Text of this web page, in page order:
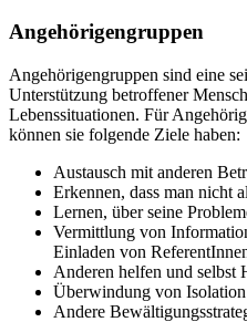
Angehörigengruppen
Angehörigengruppen sind eine
Unterstützung betroffener
Lebenssituationen. Für
können sie folgende Ziele haben:
Austausch mit anderen
Erkennen, dass man nicht
Lernen, über seine
Vermittlung von
Einladen von
Anderen helfen und selbst
Überwindung von Isolation
Andere